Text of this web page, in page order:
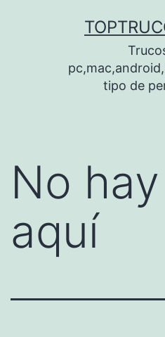
tipo de
No
aquí